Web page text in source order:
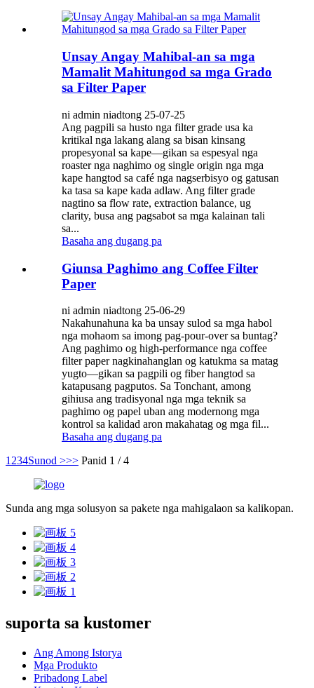
Unsay Angay Mahibal-an sa mga
Mamalit Mahitungod sa mga Grado
sa Filter Paper
ni admin niadtong 25-07-25
Ang pagpili sa husto nga filter grade usa ka
kritikal nga lakang alang sa bisan kinsang
propesyonal sa kape—gikan sa espesyal nga
roaster nga naghimo og single origin nga mga
kape hangtod sa café nga nagserbisyo og gatusan
ka tasa sa kape kada adlaw. Ang filter grade
nagtino sa flow rate, extraction balance, ug
clarity, busa ang pagsabot sa mga kalainan tali
sa...
Basaha ang dugang pa
Giunsa Paghimo ang Coffee Filter
Paper
ni admin niadtong 25-06-29
Nakahunahuna ka ba unsay sulod sa mga habol
nga mohaom sa imong pag-pour-over sa buntag?
Ang paghimo og high-performance nga coffee
filter paper nagkinahanglan og katukma sa matag
yugto—gikan sa pagpili og fiber hangtod sa
katapusang pagputos. Sa Tonchant, among
gihiusa ang tradisyonal nga mga teknik sa
paghimo og papel uban ang modernong mga
kontrol sa kalidad aron makahatag og mga fil...
Basaha ang dugang pa
1 234Sunod >>> Panid 1 / 4
Sunda ang mga solusyon sa pakete nga mahigalaon sa kalikopan.
suporta sa kustomer
Ang Among Istorya
Mga Produkto
Pribadong Label